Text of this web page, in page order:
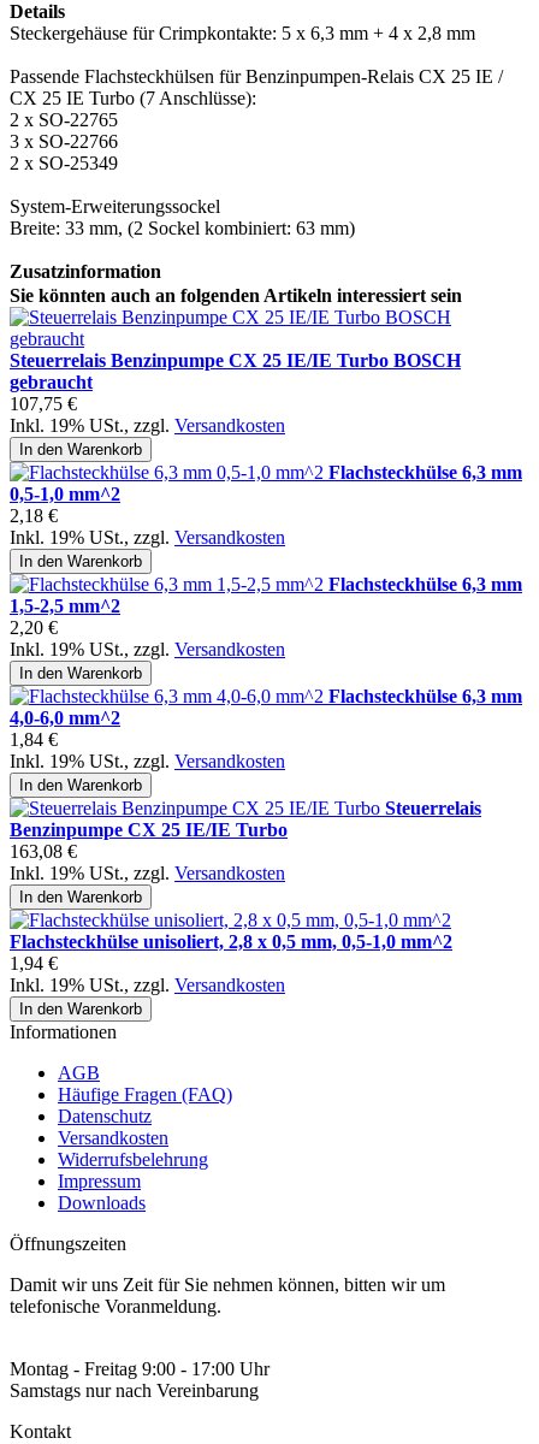
Details
Steckergehäuse für Crimpkontakte: 5 x 6,3 mm + 4 x 2,8 mm
Passende Flachsteckhülsen für Benzinpumpen-Relais CX 25 IE /
CX 25 IE Turbo (7 Anschlüsse):
2 x SO-22765
3 x SO-22766
2 x SO-25349
System-Erweiterungssockel
Breite: 33 mm, (2 Sockel kombiniert: 63 mm)
Zusatzinformation
Sie könnten auch an folgenden Artikeln interessiert sein
Steuerrelais Benzinpumpe CX 25 IE/IE Turbo BOSCH
gebraucht
107,75 €
Inkl. 19% USt., zzgl. Versandkosten
In den Warenkorb
Flachsteckhülse 6,3 mm
0,5-1,0 mm^2
2,18 €
Inkl. 19% USt., zzgl. Versandkosten
In den Warenkorb
Flachsteckhülse 6,3 mm
1,5-2,5 mm^2
2,20 €
Inkl. 19% USt., zzgl. Versandkosten
In den Warenkorb
Flachsteckhülse 6,3 mm
4,0-6,0 mm^2
1,84 €
Inkl. 19% USt., zzgl. Versandkosten
In den Warenkorb
Steuerrelais
Benzinpumpe CX 25 IE/IE Turbo
163,08 €
Inkl. 19% USt., zzgl. Versandkosten
In den Warenkorb
Flachsteckhülse unisoliert, 2,8 x 0,5 mm, 0,5-1,0 mm^2
1,94 €
Inkl. 19% USt., zzgl. Versandkosten
In den Warenkorb
Informationen
AGB
Häufige Fragen (FAQ)
Datenschutz
Versandkosten
Widerrufsbelehrung
Impressum
Downloads
Öffnungszeiten
Damit wir uns Zeit für Sie nehmen können, bitten wir um
telefonische Voranmeldung.
Montag - Freitag 9:00 - 17:00 Uhr
Samstags nur nach Vereinbarung
Kontakt